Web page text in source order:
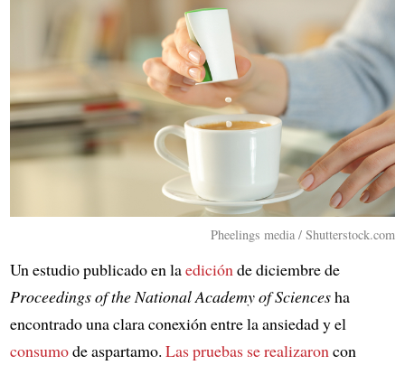
Pheelings media / Shutterstock.com
Un estudio publicado en laedición de diciembre de
Proceedings of the National Academy of Sciencesha
encontrado una clara conexión entre la ansiedad y el
consumode aspartamo. Las pruebas se realizaron con